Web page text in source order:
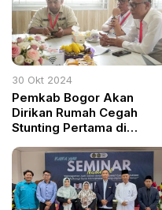
30 Okt 2024
Pemkab Bogor Akan
Dirikan Rumah Cegah
Stunting Pertama di